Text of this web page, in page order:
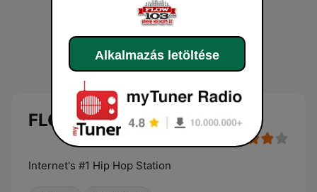
FLOW 103
Internet's #1 Hip Hop Station
Alkalmazás letöltése